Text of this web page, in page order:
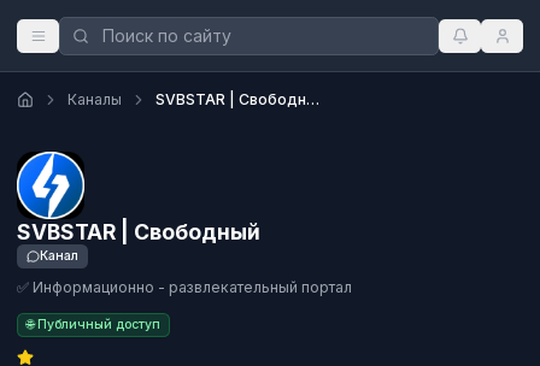
Каналы SVBSTAR | Свободный
SVBSTAR | Свободный
Канал
✅ Информационно - развлекательный портал
🌐 Публичный доступ